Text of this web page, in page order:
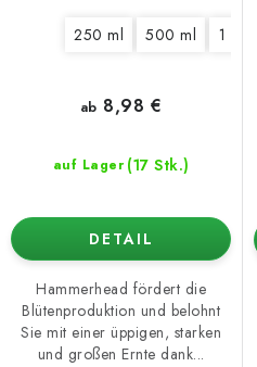
250 ml 500 ml 1 l
auf Lager (17 Stk.)
ab 8,98 €
DETAIL
Hammerhead fördert die
Blütenproduktion und belohnt
Sie mit einer üppigen, starken
und großen Ernte dank...